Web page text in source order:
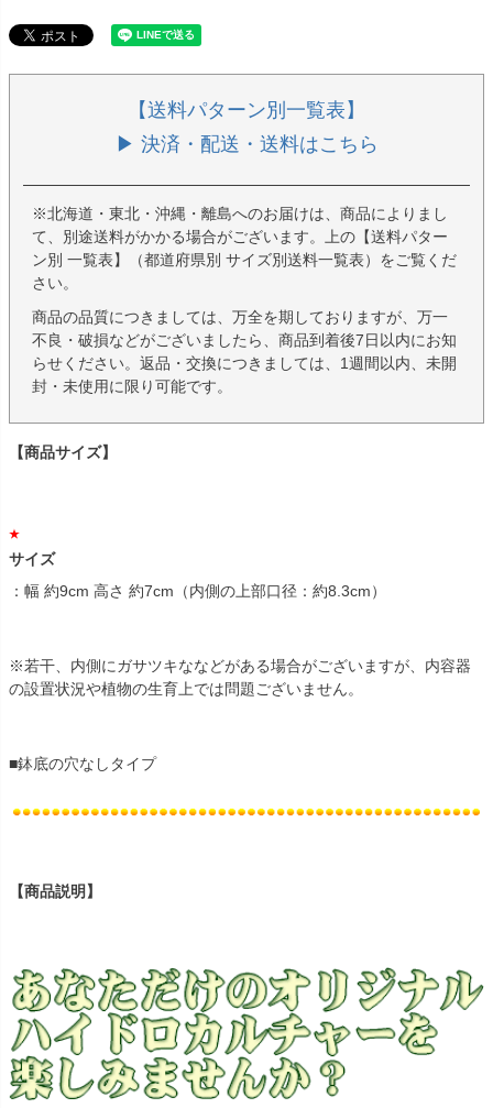
【送料パターン別一覧表】
▶ 決済・配送・送料はこちら
※北海道・東北・沖縄・離島へのお届けは、商品によりまし
て、別途送料がかかる場合がございます。上の【送料パター
ン別 一覧表】（都道府県別 サイズ別送料一覧表）をご覧くだ
さい。
商品の品質につきましては、万全を期しておりますが、万一
不良・破損などがございましたら、商品到着後7日以内にお知
らせください。返品・交換につきましては、1週間以内、未開
封・未使用に限り可能です。
【商品サイズ】
サイズ
：幅 約9cm 高さ 約7cm（内側の上部口径：約8.3cm）
※若干、内側にガサツキななどがある場合がございますが、内容器
の設置状況や植物の生育上では問題ございません。
■鉢底の穴なしタイプ
【商品説明】